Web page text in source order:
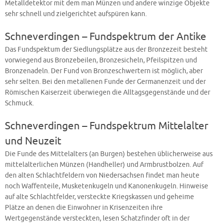
Metalldetektor mit dem man Münzen und andere winzige Objekte
sehr schnell und zielgerichtet aufspüren kann.
Schneverdingen – Fundspektrum der Antike
Das Fundspektum der Siedlungsplätze aus der Bronzezeit besteht
vorwiegend aus Bronzebeilen, Bronzesicheln, Pfeilspitzen und
Bronzenadeln. Der Fund von Bronzeschwertern ist möglich, aber
sehr selten. Bei den metallenen Funde der Germanenzeit und der
Römischen Kaiserzeit überwiegen die Alltagsgegenstände und der
Schmuck.
Schneverdingen – Fundspektrum Mittelalter
und Neuzeit
Die Funde des Mittelalters (an Burgen) bestehen üblicherweise aus
mittelalterlichen Münzen (Handheller) und Armbrustbolzen. Auf
den alten Schlachtfeldern von Niedersachsen findet man heute
noch Waffenteile, Musketenkugeln und Kanonenkugeln. Hinweise
auf alte Schlachtfelder, versteckte Kriegskassen und geheime
Plätze an denen die Einwohner in Krisenzeiten ihre
Wertgegenstände versteckten, lesen Schatzfinder oft in der